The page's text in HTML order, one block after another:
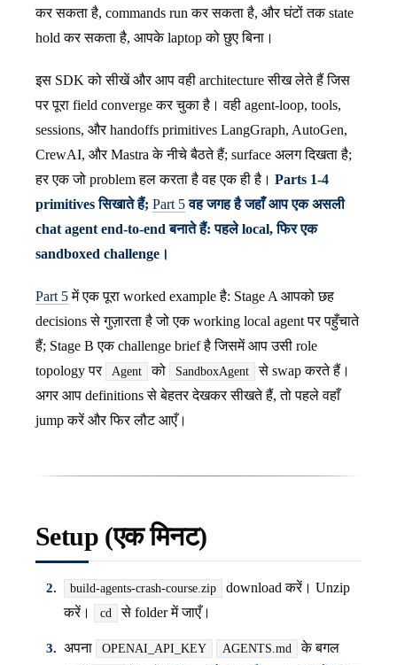
कर सकता है, commands run कर सकता है, और घंटों तक state
hold कर सकता है, आपके laptop को छुए बिना।
इस SDK को सीखें और आप वही architecture सीख लेते हैं जिस
पर पूरा field converge कर चुका है। वही agent-loop, tools,
sessions, और handoffs primitives LangGraph, AutoGen,
CrewAI, और Mastra के नीचे बैठते हैं; surface अलग दिखता है;
हर एक जो problem हल करता है वह एक ही है। Parts 1-4
primitives सिखाते हैं; Part 5वह जगह है जहाँ आप एक असली
chat agent end-to-end बनाते हैं: पहले local, फिर एक
sandboxed challenge।
Part 5में एक पूरा worked example है: Stage A आपको छह
decisions से गुज़ारता है जो एक working local agent पर पहुँचाते
हैं; Stage B एक challenge brief है जिसमें आप उसी role
topology पर
Agent को SandboxAgent
से swap करते हैं।
अगर आप definitions से बेहतर देखकर सीखते हैं, तो पहले वहाँ
jump करें और फिर लौट आएँ।
Setup (एक मिनट)
build-agents-crash-course.zip
download करें। Unzip
करें।
cd से folder में जाएँ।
अपना OPENAI_API_KEY AGENTS.md
के बगल